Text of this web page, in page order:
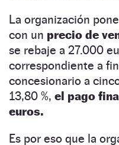
La organización
con un precio de
se rebaje a 27.000
correspondiente a
concesionario a
13,80 %, el pago
euros.
Es por eso que la